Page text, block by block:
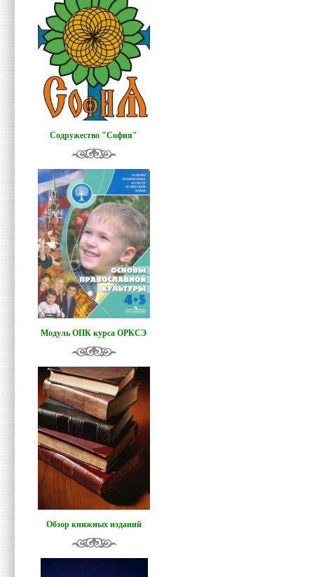
Содружество "София"
Модуль ОПК курса ОРКСЭ
Обзор книжных изданий